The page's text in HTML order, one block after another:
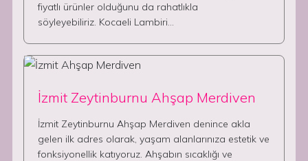
fiyatlı ürünler olduğunu da rahatlıkla
söyleyebiliriz. Kocaeli Lambiri…
İzmit Zeytinburnu Ahşap Merdiven
İzmit Zeytinburnu Ahşap Merdiven denince akla
gelen ilk adres olarak, yaşam alanlarınıza estetik ve
fonksiyonellik katıyoruz. Ahşabın sıcaklığı ve